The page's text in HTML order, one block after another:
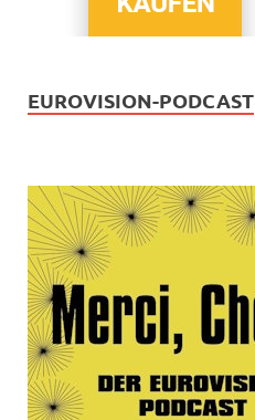
EUROVISION-PODCAST